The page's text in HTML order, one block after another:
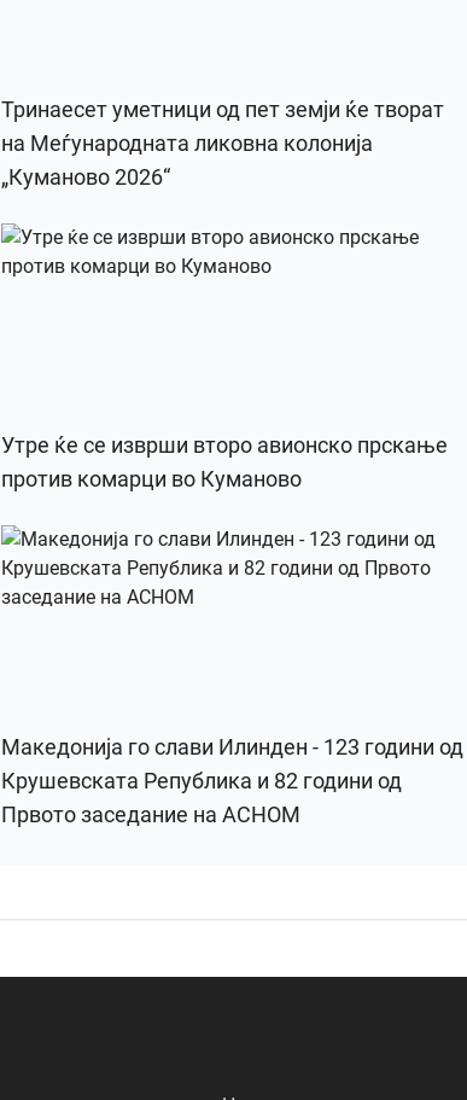
Тринаесет уметници од пет земји ќе творат
на Меѓународната ликовна колонија
„Куманово 2026“
Утре ќе се изврши второ авионско прскање
против комарци во Куманово
Македонија го слави Илинден - 123 години од
Крушевската Република и 82 години од
Првото заседание на АСНОМ